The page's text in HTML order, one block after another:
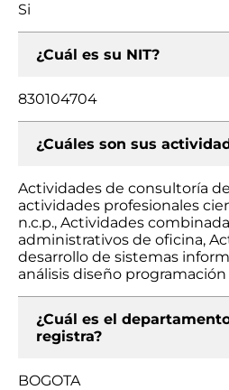
Si
¿Cuál es su NIT?
830104704
¿Cuáles son sus
Actividades de consultoría
actividades profesionales
n.c.p., Actividades
administrativos de oficina,
desarrollo de sistemas
análisis diseño
¿Cuál es el
registra?
BOGOTA